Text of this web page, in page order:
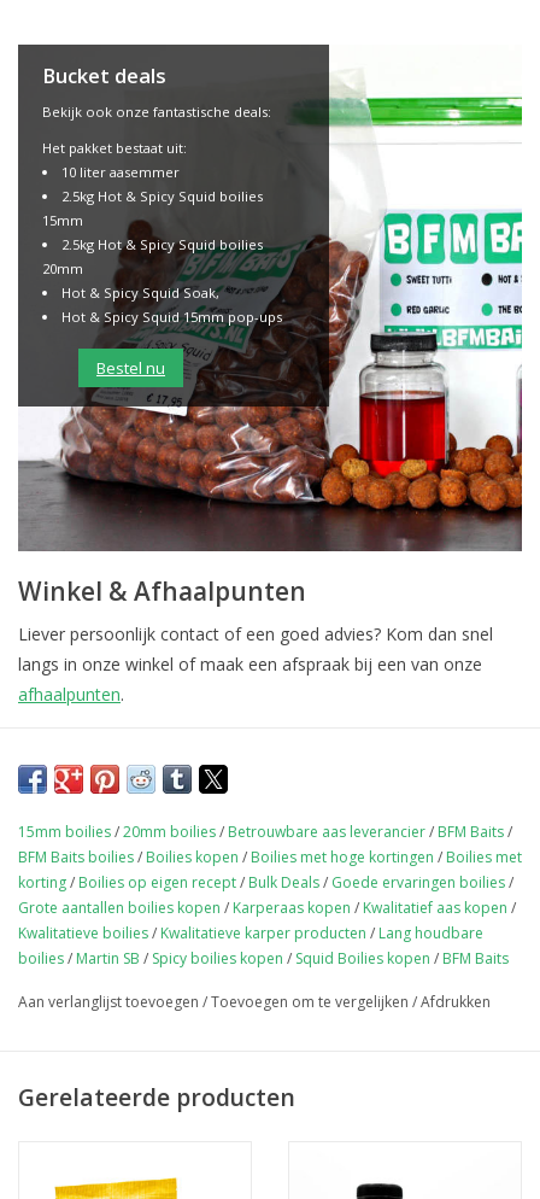
Bucket deals
Bekijk ook onze fantastische deals:
Het pakket bestaat uit:
10 liter aasemmer
2.5kg Hot & Spicy Squid boilies
15mm
2.5kg Hot & Spicy Squid boilies
20mm
Hot & Spicy Squid Soak,
Hot & Spicy Squid 15mm pop-ups
Bestel nu
Winkel & Afhaalpunten
Liever persoonlijk contact of een goed advies? Kom dan snel
langs in onze winkel of maak een afspraak bij een van onze
afhaalpunten.
15mm boilies/20mm boilies/ Betrouwbare aas leverancier/ BFM Baits/
BFM Baits boilies/ Boilies kopen / Boilies met hoge kortingen / Boilies met
korting/ Boilies op eigen recept/ Bulk Deals/ Goede ervaringen boilies/
Grote aantallen boilies kopen / Karperaas kopen / Kwalitatief aas kopen /
Kwalitatieve boilies/ Kwalitatieve karper producten / Lang houdbare
boilies/ Martin SB / Spicy boilies kopen / Squid Boilies kopen / BFM Baits
Aan verlanglijst toevoegen /Toevoegen om te vergelijken /Afdrukken
Gerelateerde producten